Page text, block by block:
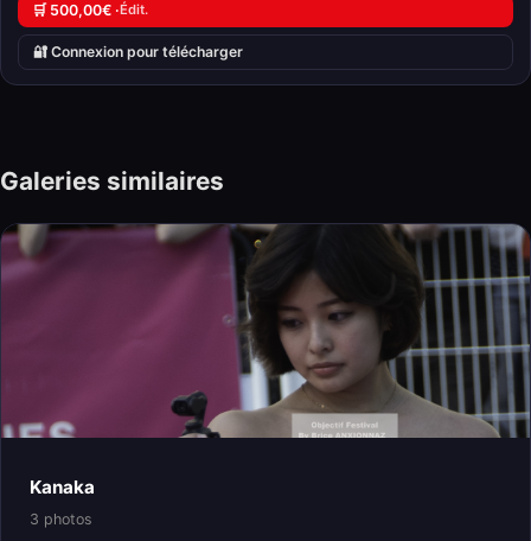
🛒 500,00€ ·Édit.
🔐 Connexion pour télécharger
Galeries similaires
Kanaka
3 photos